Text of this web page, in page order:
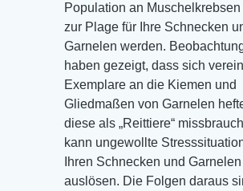
Population an Muschelkrebsen
zur Plage für Ihre Schnecken
Garnelen werden.
haben gezeigt, dass sich
Exemplare an die Kiemen und
Gliedmaßen von Garnelen
diese als „Reittiere“
kann ungewollte
Ihren Schnecken und Garnelen
auslösen. Die Folgen daraus